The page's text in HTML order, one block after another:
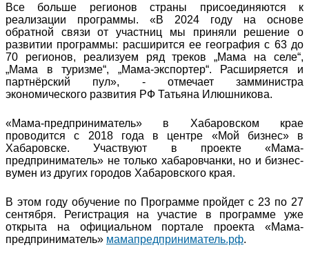
Все больше регионов страны присоединяются к
реализации программы. «В 2024 году на основе
обратной связи от участниц мы приняли решение о
развитии программы: расширится ее география с 63 до
70 регионов, реализуем ряд треков „Мама на селе“,
„Мама в туризме“, „Мама-экспортер“. Расширяется и
партнёрский пул», - отмечает замминистра
экономического развития РФ Татьяна Илюшникова.
«Мама-предприниматель» в Хабаровском крае
проводится с 2018 года в центре «Мой бизнес» в
Хабаровске. Участвуют в проекте «Мама-
предприниматель» не только хабаровчанки, но и бизнес-
вумен из других городов Хабаровского края.
В этом году обучение по Программе пройдет с 23 по 27
сентября. Регистрация на участие в программе уже
открыта на официальном портале проекта «Мама-
предприниматель» мамапредприниматель.рф.